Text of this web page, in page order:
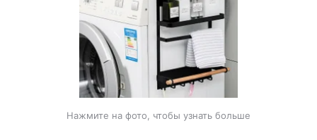
Нажмите на фото, чтобы узнать больше